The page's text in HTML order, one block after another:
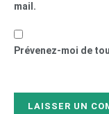
mail.
Prévenez-moi de